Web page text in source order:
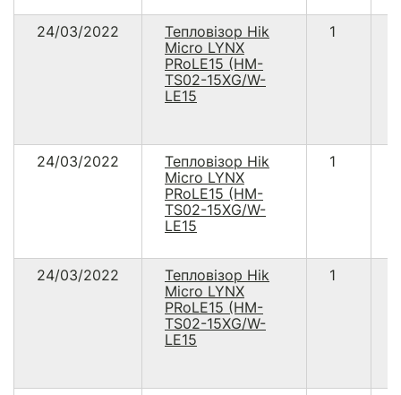
24/03/2022
Тепловізор Hik
Micro LYNX
PRoLE15 (HM-
TS02-15XG/W-
LE15
1
24/03/2022
Тепловізор Hik
Micro LYNX
PRoLE15 (HM-
TS02-15XG/W-
LE15
1
24/03/2022
Тепловізор Hik
Micro LYNX
PRoLE15 (HM-
TS02-15XG/W-
LE15
1